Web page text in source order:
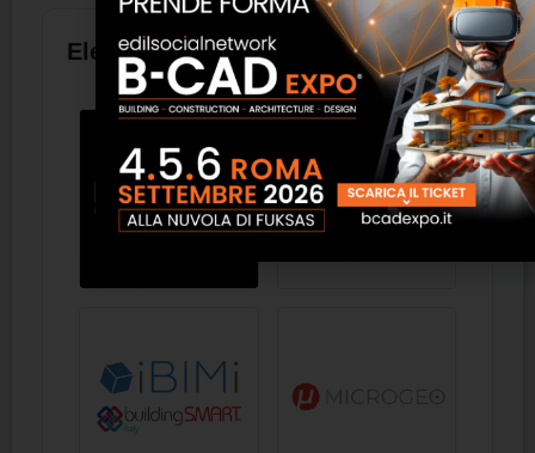
Elenco aziende